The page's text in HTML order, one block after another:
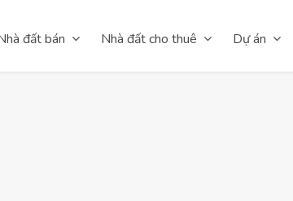
đất bán Nhà đất cho thuê Dự án